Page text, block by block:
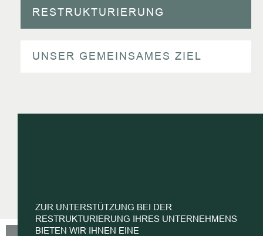
RESTRUKTURIERUNG
UNSER GEMEINSAMES ZIEL
ZUR UNTERSTÜTZUNG BEI DER
RESTRUKTURIERUNG IHRES UNTERNEHMENS
BIETEN WIR IHNEN EINE